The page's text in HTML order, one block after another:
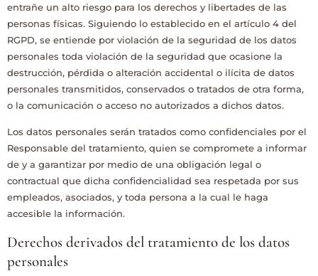
entrañe un alto riesgo para los derechos y libertades de las
personas físicas. Siguiendo lo establecido en el artículo 4 del
RGPD, se entiende por violación de la seguridad de los datos
personales toda violación de la seguridad que ocasione la
destrucción, pérdida o alteración accidental o ilícita de datos
personales transmitidos, conservados o tratados de otra forma,
o la comunicación o acceso no autorizados a dichos datos.
Los datos personales serán tratados como confidenciales por el
Responsable del tratamiento, quien se compromete a informar
de y a garantizar por medio de una obligación legal o
contractual que dicha confidencialidad sea respetada por sus
empleados, asociados, y toda persona a la cual le haga
accesible la información.
Derechos derivados del tratamiento de los datos
personales